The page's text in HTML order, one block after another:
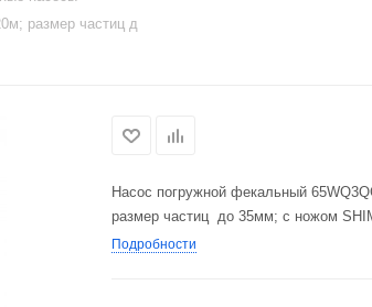
размер частиц д
Насос погружной фекальный
размер частиц до 35мм; с ножом
Подробности